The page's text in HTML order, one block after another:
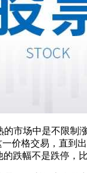
场中是不限制
价格交易，直
跌幅不是跌停，